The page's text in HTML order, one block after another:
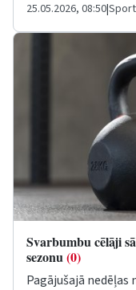
25.05.2026, 08:50|
Svarbumbu cēlāji
sezonu(0)
Pagājušajā nedēļas